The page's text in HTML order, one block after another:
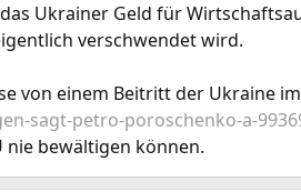
Ukrainer Geld für
verschwendet wird.
von einem Beitritt der Ukraine
sagt-petro-poroschenko-a-
nie bewältigen können.